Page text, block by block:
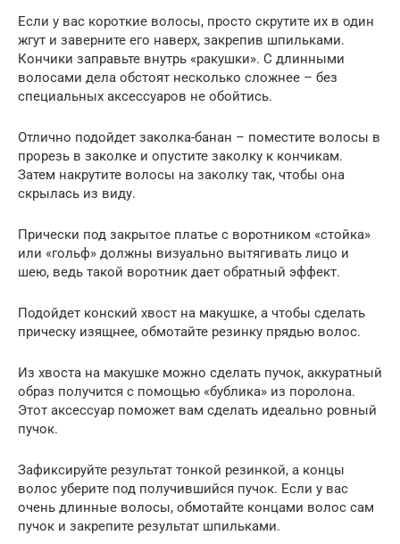
Если у вас короткие волосы, просто скрутите их в один
жгут и заверните его наверх, закрепив шпильками.
Кончики заправьте внутрь «ракушки». С длинными
волосами дела обстоят несколько сложнее – без
специальных аксессуаров не обойтись.
Отлично подойдет заколка-банан – поместите волосы в
прорезь в заколке и опустите заколку к кончикам.
Затем накрутите волосы на заколку так, чтобы она
скрылась из виду.
Прически под закрытое платье с воротником «стойка»
или «гольф» должны визуально вытягивать лицо и
шею, ведь такой воротник дает обратный эффект.
Подойдет конский хвост на макушке, а чтобы сделать
прическу изящнее, обмотайте резинку прядью волос.
Из хвоста на макушке можно сделать пучок, аккуратный
образ получится с помощью «бублика» из поролона.
Этот аксессуар поможет вам сделать идеально ровный
пучок.
Зафиксируйте результат тонкой резинкой, а концы
волос уберите под получившийся пучок. Если у вас
очень длинные волосы, обмотайте концами волос сам
пучок и закрепите результат шпильками.